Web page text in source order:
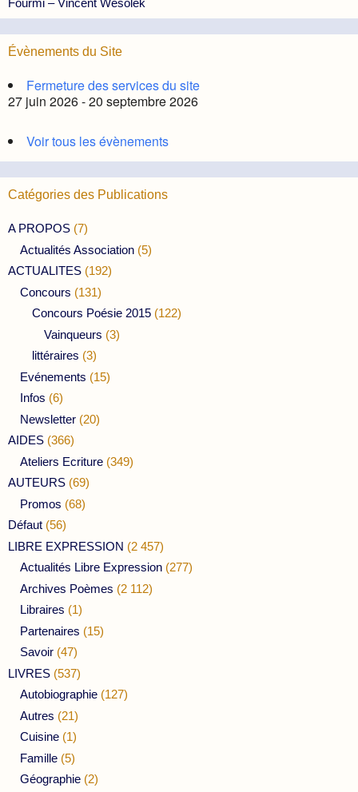
Fourmi – Vincent Wesolek
Évènements du Site
Fermeture des services du site
27 juin 2026 - 20 septembre 2026
Voir tous les évènements
Catégories des Publications
A PROPOS (7)
Actualités Association (5)
ACTUALITES (192)
Concours (131)
Concours Poésie 2015 (122)
Vainqueurs (3)
littéraires (3)
Evénements (15)
Infos (6)
Newsletter (20)
AIDES (366)
Ateliers Ecriture (349)
AUTEURS (69)
Promos (68)
Défaut (56)
LIBRE EXPRESSION (2 457)
Actualités Libre Expression (277)
Archives Poèmes (2 112)
Libraires (1)
Partenaires (15)
Savoir (47)
LIVRES (537)
Autobiographie (127)
Autres (21)
Cuisine (1)
Famille (5)
Géographie (2)